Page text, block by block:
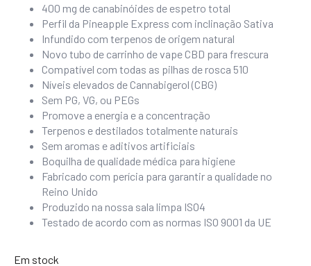
400 mg de canabinóides de espetro total
Perfil da Pineapple Express com inclinação Sativa
Infundido com terpenos de origem natural
Novo tubo de carrinho de vape CBD para frescura
Compatível com todas as pilhas de rosca 510
Níveis elevados de Cannabigerol (CBG)
Sem PG, VG, ou PEGs
Promove a energia e a concentração
Terpenos e destilados totalmente naturais
Sem aromas e aditivos artificiais
Boquilha de qualidade médica para higiene
Fabricado com perícia para garantir a qualidade no
Reino Unido
Produzido na nossa sala limpa ISO4
Testado de acordo com as normas ISO 9001 da UE
Em stock